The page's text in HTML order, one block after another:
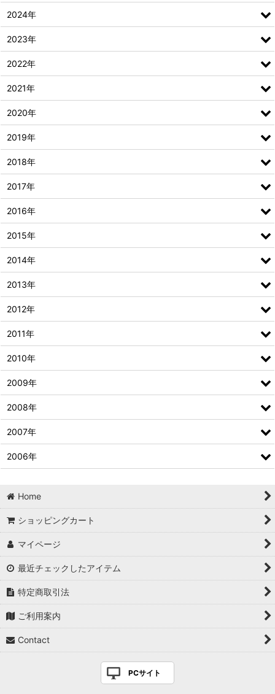
2024年
2023年
2022年
2021年
2020年
2019年
2018年
2017年
2016年
2015年
2014年
2013年
2012年
2011年
2010年
2009年
2008年
2007年
2006年
Home
ショッピングカート
マイページ
最近チェックしたアイテム
特定商取引法
ご利用案内
Contact
PCサイト